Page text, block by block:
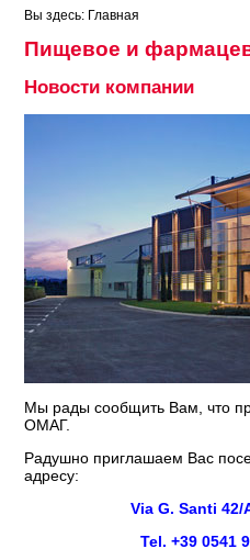
Вы здесь: Главная
Пищевое и
Новости компании
Мы рады сообщить Вам, что
ОМАГ.
Pадушно приглашаем Вас
адресу:
Via G. Santi 42/
Tel. +39 0541